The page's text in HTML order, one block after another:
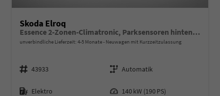
Skoda Elroq
Essence 2-Zonen-Climatronic, Parksensoren hinten, Rückfahrkamera, SunSet, Infotainment 13" + Smartlink, M-Lederlenkrad, Alarm, Dachreling
unverbindliche Lieferzeit: 4-5 Monate Neuwagen mit Kurzzeitzulassung
Fahrzeugnr.
43933
Getriebe
Automatik
Kraftstoff
Elektro 140 kW (190 PS)